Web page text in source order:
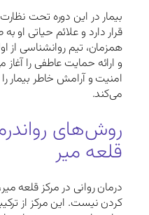
قرار دارد و علائم حیاتی او
همزمان، تیم روانشناسی از
و ارائه حمایت عاطفی را
امنیت و آرامش خاطر بیمار
می‌کند.
روش‌های
قلعه میر
درمان روانی در مرکز
کردن نیست. این مرکز از